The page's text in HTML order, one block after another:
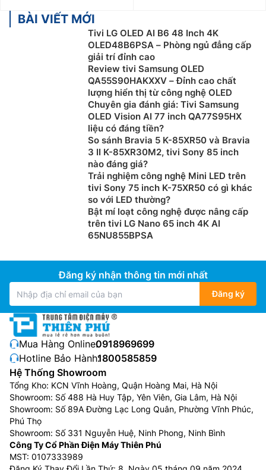
BÀI VIẾT MỚI
Tivi LG OLED AI B6 48 Inch 4K
OLED48B6PSA – Phòng ngủ đẳng cấp
giải trí đỉnh cao
Review tivi Samsung OLED
QA55S90HAKXXV – Đỉnh cao chất
lượng hiển thị từ công nghệ OLED
Chuyên gia đánh giá: Tivi Samsung
OLED Vision AI 77 inch QA77S95HX
liệu có đáng tiền?
So sánh Bravia 5 K-85XR50 và Bravia
3 II K-85XR30M2, tivi Sony 85 inch
nào đáng giá?
Trải nghiệm công nghệ Mini LED trên
tivi Sony 75 inch K-75XR50 có gì khác
so với LED thường?
Bật mí loạt công nghệ được nâng cấp
trên tivi LG Nano 65 inch 4K AI
65NU855BPSA
Đăng ký nhận thông tin mới nhất
Đăng ký
Mua Hàng Online:0918969699
Hotline Bảo Hành:1800585859
Hệ Thống Showroom
Tổng Kho: KCN Vĩnh Hoàng, Quận Hoàng Mai, Hà Nội
Showroom: Số 488 Hà Huy Tập, Yên Viên, Gia Lâm, Hà Nội
Showroom: Số 89A Đường Lạc Long Quân, Phường Vĩnh Phúc,
Phú Thọ
Showroom: Số 331 Nguyễn Huệ, Ninh Phong, Ninh Bình
Công Ty Cổ Phần Điện Máy Thiên Phú
MST: 0107333989